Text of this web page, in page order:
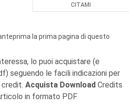
CITAMI
la prima pagina di questo
lo puoi acquistare (e
seguendo le facili indicazioni per
Acquista Download Credits
in formato PDF